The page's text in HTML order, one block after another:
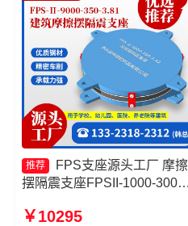
推荐
FPS支座源头工厂 摩擦
摆隔震支座FPSII-1000-300-
工厂 摩擦摆支座FPS-II-15000
￥10295